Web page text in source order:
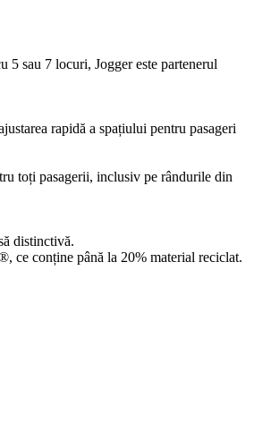
sau 7 locuri, Jogger este partenerul
rapidă a spațiului pentru pasageri
toți pasagerii, inclusiv pe rândurile din
distinctivă.
ce conține până la 20% material reciclat.